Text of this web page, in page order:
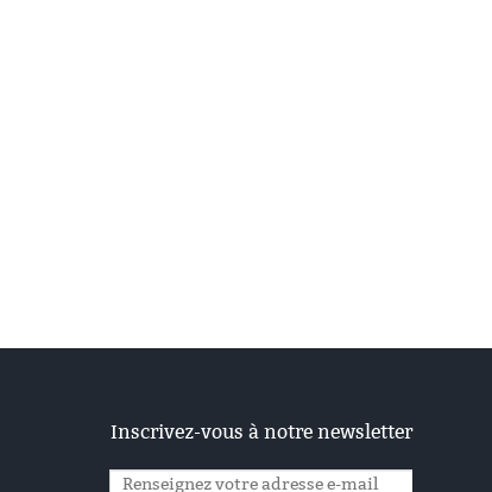
Inscrivez-vous à notre newsletter